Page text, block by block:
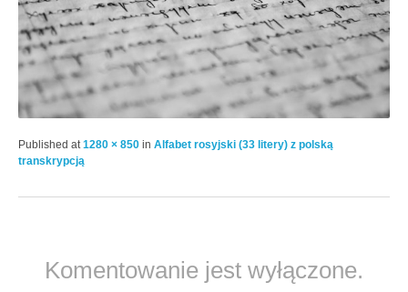
Published at1280 × 850 in Alfabet rosyjski (33 litery) z polską
transkrypcją
Komentowanie jest wyłączone.